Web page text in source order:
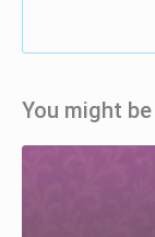
You might